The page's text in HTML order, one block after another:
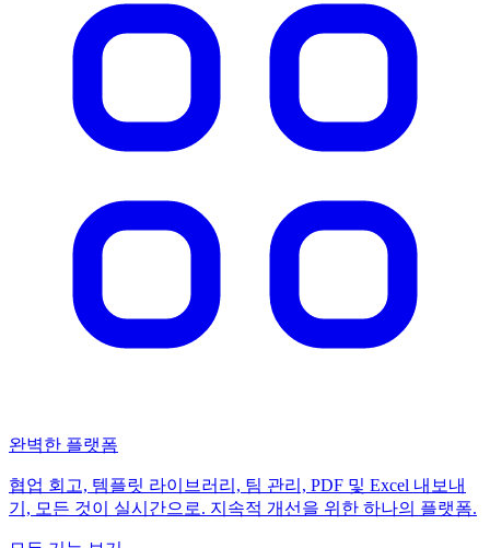
완벽한 플랫폼
협업 회고, 템플릿 라이브러리, 팀 관리, PDF 및 Excel 내보내
기, 모든 것이 실시간으로. 지속적 개선을 위한 하나의 플랫폼.